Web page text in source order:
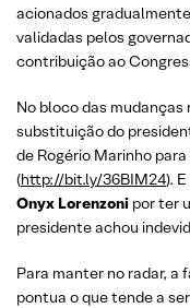
acionados
validadas pelos
contribuição ao
No bloco das mudanças
substituição do
de Rogério Marinho
(http://bit.ly/36BIM24).
Onyx Lorenzoni por ter
presidente achou
Para manter no radar, a
pontua o que tende a